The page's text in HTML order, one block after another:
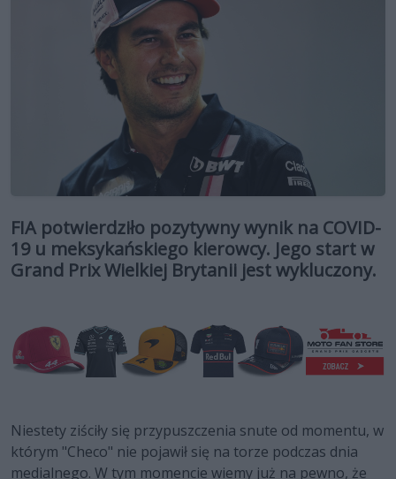
FIA potwierdziło pozytywny wynik na COVID-
19 u meksykańskiego kierowcy. Jego start w
Grand Prix Wielkiej Brytanii jest wykluczony.
Niestety ziściły się przypuszczenia snute od momentu, w
którym "Checo" nie pojawił się na torze podczas dnia
medialnego. W tym momencie wiemy już na pewno, że